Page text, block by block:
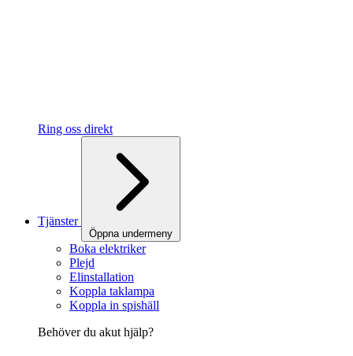
Ring oss direkt
Tjänster
Öppna undermeny
Boka elektriker
Plejd
Elinstallation
Koppla taklampa
Koppla in spishäll
Behöver du akut hjälp?